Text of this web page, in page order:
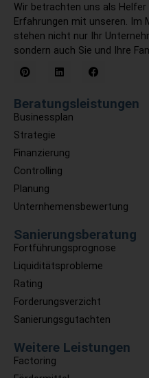
Wir betrachten uns als
Erfahrungen mit unseren.
stehen nicht nur Ihr
sondern auch Sie und Ihre
Beratungsleistungen
Businessplan
Strategie
Finanzierung
Controlling
Planung
Unternhemensbewertung
Sanierungsberatung
Fortführungsprognose
Liquiditätsprobleme
Rating
Forderungsverzicht
Sanierungsgutachten
Weitere Leistungen
Factoring